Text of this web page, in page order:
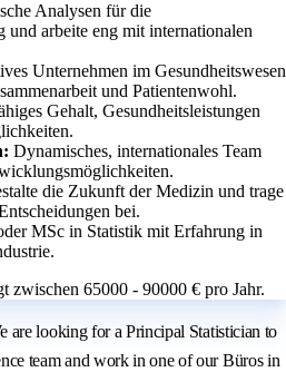
Analysen für die
arbeite eng mit internationalen
Unternehmen im Gesundheitswesen
und Patientenwohl.
Gehalt, Gesundheitsleistungen
Dynamisches, internationales Team
die Zukunft der Medizin und trage
bei.
MSc in Statistik mit Erfahrung in
zwischen 65000 - 90000 € pro Jahr.
are looking for a Principal Statistician to
team and work in one of our Büros in